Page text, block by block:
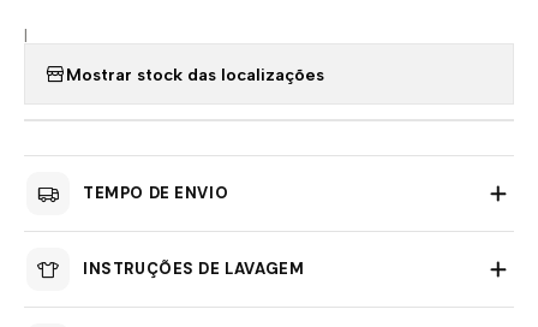
Mostrar stock das localizações
TEMPO DE ENVIO
INSTRUÇÕES DE LAVAGEM